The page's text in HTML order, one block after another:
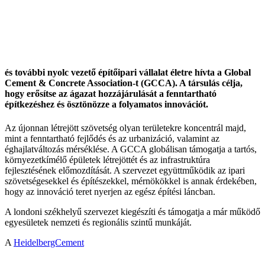
és további nyolc vezető építőipari vállalat életre hívta a Global
Cement & Concrete Association-t (GCCA). A társulás célja,
hogy erősítse az ágazat hozzájárulását a fenntartható
építkezéshez és ösztönözze a folyamatos innovációt.
Az újonnan létrejött szövetség olyan területekre koncentrál majd,
mint a fenntartható fejlődés és az urbanizáció, valamint az
éghajlatváltozás mérséklése. A GCCA globálisan támogatja a tartós,
környezetkímélő épületek létrejöttét és az infrastruktúra
fejlesztésének előmozdítását. A szervezet együttműködik az ipari
szövetségesekkel és építészekkel, mérnökökkel is annak érdekében,
hogy az innováció teret nyerjen az egész építési láncban.
A londoni székhelyű szervezet kiegészíti és támogatja a már működő
egyesületek nemzeti és regionális szintű munkáját.
A HeidelbergCement